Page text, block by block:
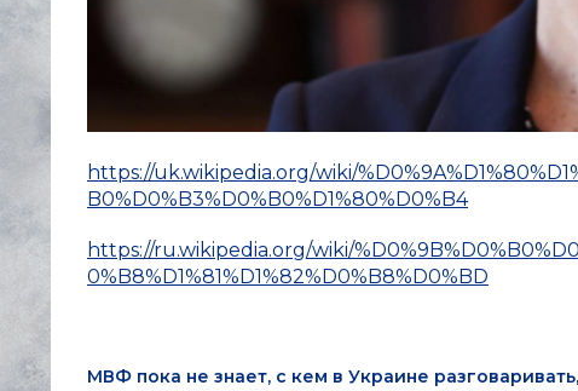
https://uk.wikipedia.org/wiki/
B0%D0%B3%D0%B0%D1%80%D0%B4
https://ru.wikipedia.org/wiki/
0%B8%D1%81%D1%82%D0%B8%D0%BD
МВФ пока не знает, с кем в Украине